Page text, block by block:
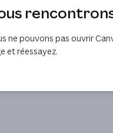
ne pouvons pas ouvrir
et réessayez.